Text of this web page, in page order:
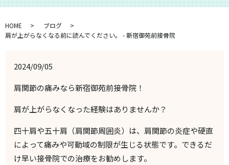
HOME
ブログ
肩が上がらなくなる前に読んでください。 - 新宿御苑前接骨院
2024/09/05
肩関節の痛みなら新宿御苑前接骨院！
肩が上がらなくなった経験はありませんか？
四十肩や五十肩（肩関節周囲炎）は、肩関節の炎症や硬直
によって痛みや可動域の制限が生じる状態です。できるだ
け早い接骨院での治療をお勧めします。